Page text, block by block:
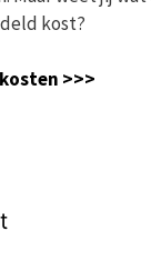
kost?
>>>